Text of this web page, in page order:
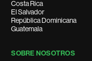
Costa Rica
El Salvador
República Dominicana
Guatemala
SOBRE NOSOTROS